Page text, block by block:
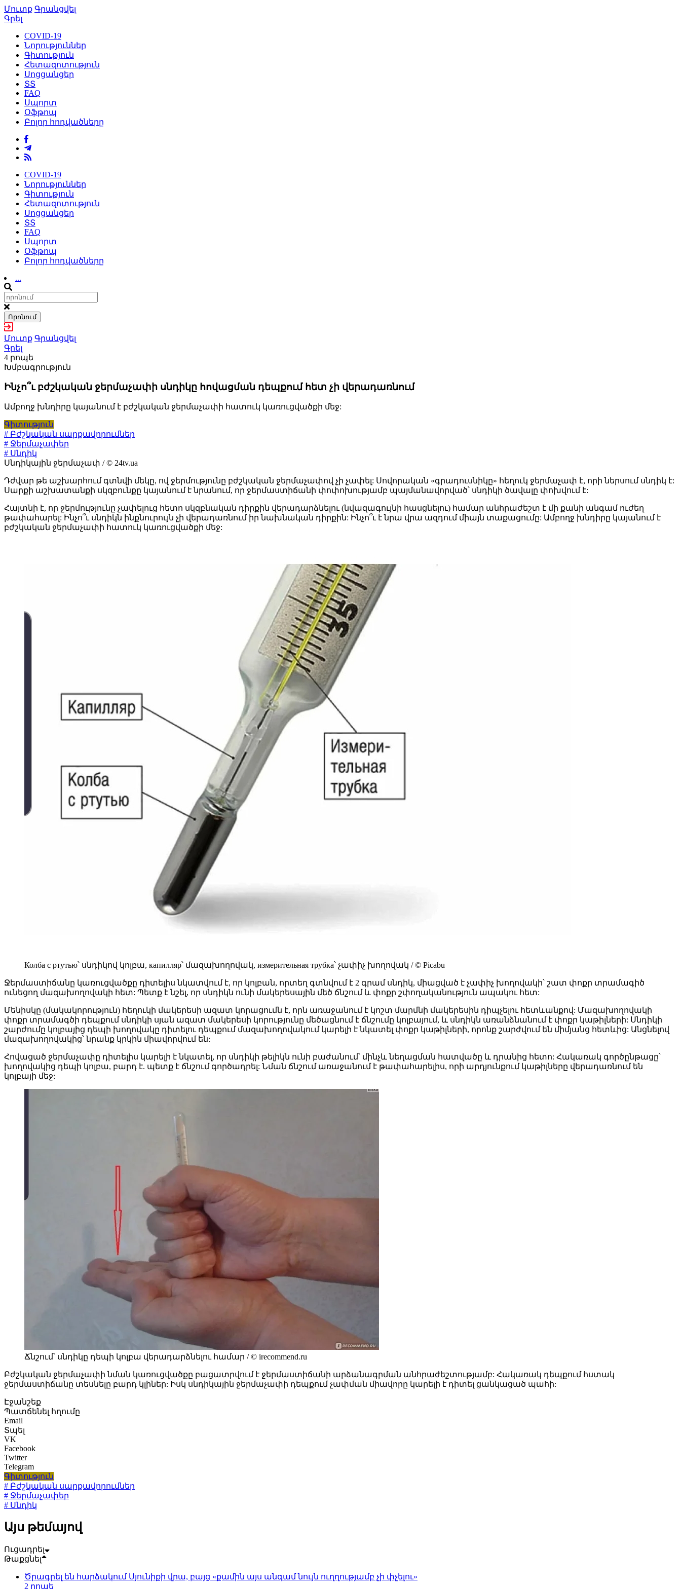
Մուտք Գրանցվել
Գրել
COVID-19
Նորություններ
Գիտություն
Հետազոտություն
Սոցցանցեր
ՏՏ
FAQ
Սպորտ
Օֆթոպ
Բոլոր հոդվածները
COVID-19
Նորություններ
Գիտություն
Հետազոտություն
Սոցցանցեր
ՏՏ
FAQ
Սպորտ
Օֆթոպ
Բոլոր հոդվածները
...
Որոնում
Մուտք Գրանցվել
Գրել
4 րոպե
Խմբագրություն
Ինչո՞ւ բժշկական ջերմաչափի սնդիկը հովացման դեպքում հետ չի վերադառնում
Ամբողջ խնդիրը կայանում է բժշկական ջերմաչափի հատուկ կառուցվածքի մեջ:
Գիտություն
# Բժշկական սարքավորումներ
# Ջերմաչափեր
# Սնդիկ
Սնդիկային ջերմաչափ / © 24tv.ua
Դժվար թե աշխարհում գտնվի մեկը, ով ջերմությունը բժշկական ջերմաչափով չի չափել: Սովորական «գրադուսնիկը» հեղուկ ջերմաչափ է, որի ներսում սնդիկ է:
Սարքի աշխատանքի սկզբունքը կայանում է նրանում, որ ջերմաստիճանի փոփոխությամբ պայմանավորված՝ սնդիկի ծավալը փոխվում է:
Հայտնի է, որ ջերմությունը չափելուց հետո սկզբնական դիրքին վերադարձնելու (նվազագույնի հասցնելու) համար անհրաժեշտ է մի քանի անգամ ուժեղ
թափահարել: Ինչո՞ւ սնդիկն ինքնուրույն չի վերադառնում իր նախնական դիրքին: Ինչո՞ւ է նրա վրա ազդում միայն տաքացումը: Ամբողջ խնդիրը կայանում է
բժշկական ջերմաչափի հատուկ կառուցվածքի մեջ:
Колба с ртутью՝ սնդիկով կոլբա, капилляр՝ մազախողովակ, измерительная трубка՝ չափիչ խողովակ / © Picabu
Ջերմաստիճանը կառուցվածքը դիտելիս նկատվում է, որ կոլբան, որտեղ գտնվում է 2 գրամ սնդիկ, միացված է չափիչ խողովակի՝ շատ փոքր տրամագիծ
ունեցող մազախողովակի հետ: Պետք է նշել, որ սնդիկն ունի մակերեսային մեծ ճնշում և փոքր շփողականություն ապակու հետ:
Մենիսկը (մակակորություն) հեղուկի մակերեսի ազատ կորացումն է, որն առաջանում է կոշտ մարմնի մակերեսին դիպչելու հետևանքով: Մազախողովակի
փոքր տրամագծի դեպքում սնդիկի սյան ազատ մակերեսի կորությունը մեծացնում է ճնշումը կոլբայում, և սնդիկն առանձնանում է փոքր կաթիլների: Սնդիկի
շարժումը կոլբայից դեպի խողովակը դիտելու դեպքում մազախողովակում կարելի է նկատել փոքր կաթիլների, որոնք շարժվում են միմյանց հետևից: Անցնելով
մազախողովակից՝ նրանք կրկին միավորվում են:
Հովացած ջերմաչափը դիտելիս կարելի է նկատել, որ սնդիկի թելիկն ունի բաժանում՝ մինչև նեղացման հատվածը և դրանից հետո: Հակառակ գործընթացը՝
խողովակից դեպի կոլբա, բարդ է. պետք է ճնշում գործադրել: Նման ճնշում առաջանում է թափահարելիս, որի արդյունքում կաթիլները վերադառնում են
կոլբայի մեջ:
Ճնշում՝ սնդիկը դեպի կոլբա վերադարձնելու համար / © irecommend.ru
Բժշկական ջերմաչափի նման կառուցվածքը բացատրվում է ջերմաստիճանի արձանագրման անհրաժեշտությամբ: Հակառակ դեպքում հստակ
ջերմաստիճանը տեսնելը բարդ կլիներ: Իսկ սնդիկային ջերմաչափի դեպքում չափման միավորը կարելի է դիտել ցանկացած պահի:
Էջանշեք
Պատճենել հղումը
Email
Տպել
VK
Facebook
Twitter
Telegram
Գիտություն
# Բժշկական սարքավորումներ
# Ջերմաչափեր
# Սնդիկ
Այս թեմայով
Ուցադրել
Թաքցնել
Ծրագրել են հարձակում Սյունիքի վրա, բայց «քամին այս անգամ նույն ուղղությամբ չի փչելու»
2 րոպե